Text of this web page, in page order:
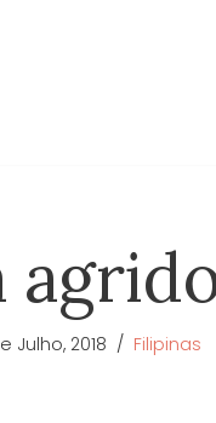
Julho, 2018 Filipinas